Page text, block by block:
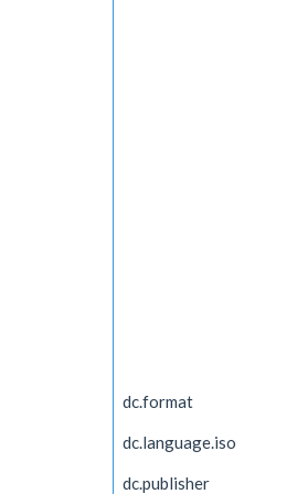
dc.format
dc.language.iso
dc.publisher